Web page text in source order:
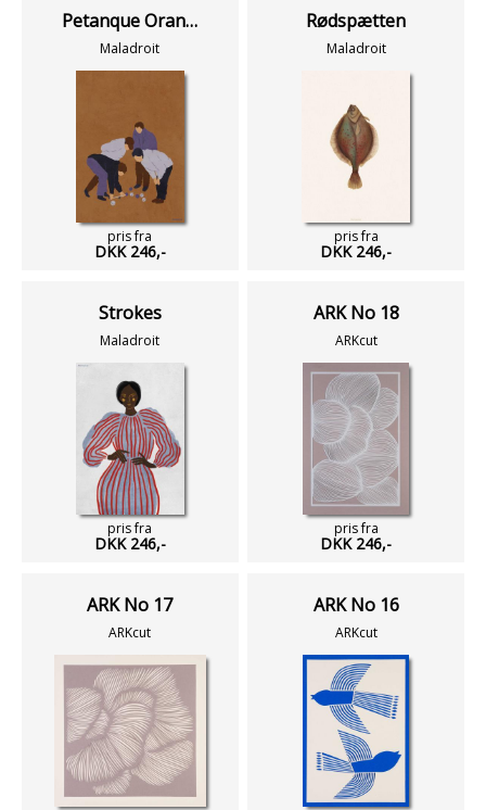
Petanque Orange
Maladroit
pris fra
DKK 246,-
Rødspætten
Maladroit
pris fra
DKK 246,-
Strokes
Maladroit
pris fra
DKK 246,-
ARK No 18
ARKcut
pris fra
DKK 246,-
ARK No 17
ARKcut
ARK No 16
ARKcut